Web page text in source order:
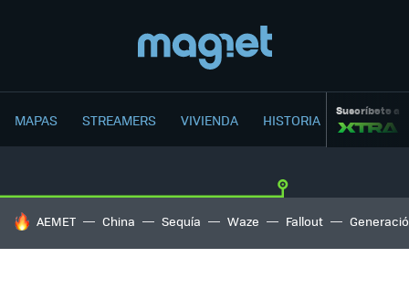
MAPAS STREAMERS VIVIENDA HISTORIA Suscríbete a
HOY SE HABLA DE
AEMET China Sequía Waze Fallout